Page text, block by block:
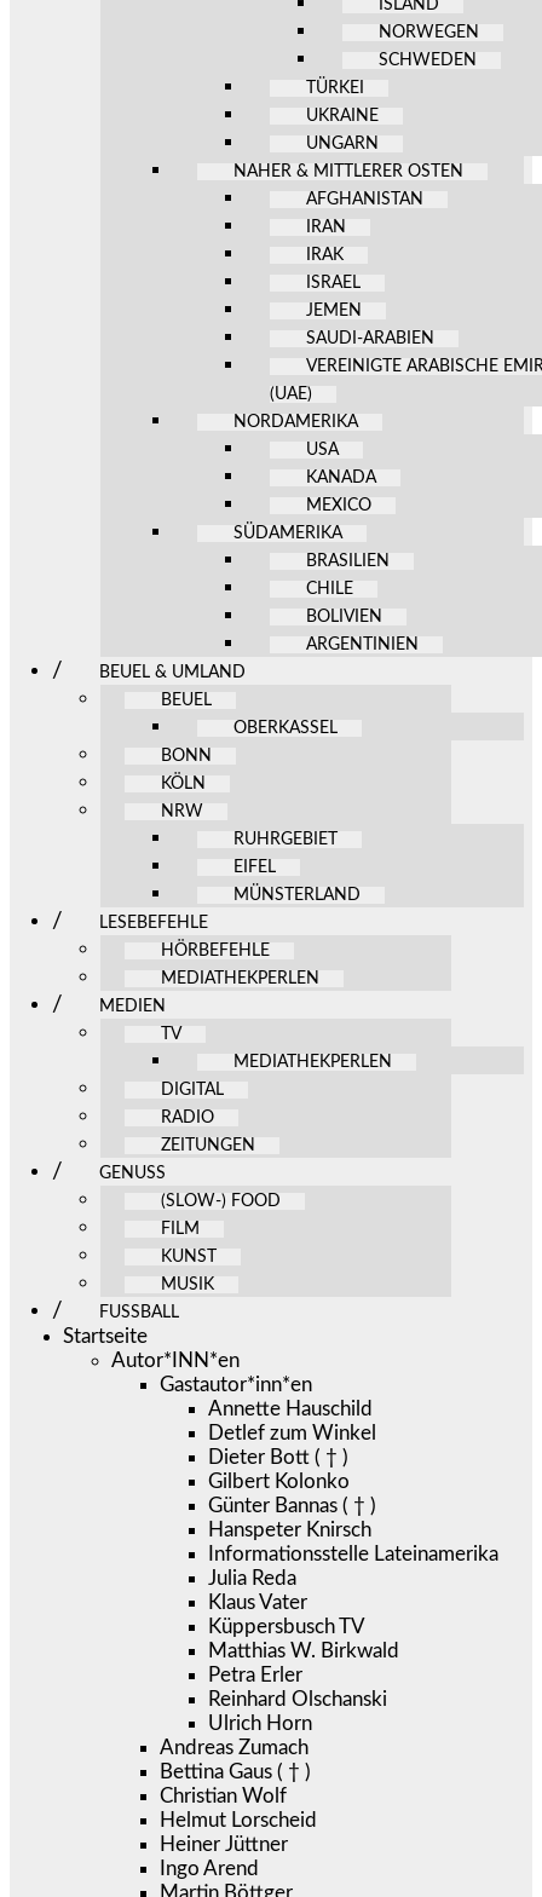
ISLAND
NORWEGEN
SCHWEDEN
TÜRKEI
UKRAINE
UNGARN
NAHER & MITTLERER OSTEN
AFGHANISTAN
IRAN
IRAK
ISRAEL
JEMEN
SAUDI-ARABIEN
VEREINIGTE ARABISCHE
(UAE)
NORDAMERIKA
USA
KANADA
MEXICO
SÜDAMERIKA
BRASILIEN
CHILE
BOLIVIEN
ARGENTINIEN
BEUEL & UMLAND
BEUEL
OBERKASSEL
BONN
KÖLN
NRW
RUHRGEBIET
EIFEL
MÜNSTERLAND
LESEBEFEHLE
HÖRBEFEHLE
MEDIATHEKPERLEN
MEDIEN
TV
MEDIATHEKPERLEN
DIGITAL
RADIO
ZEITUNGEN
GENUSS
(SLOW-) FOOD
FILM
KUNST
MUSIK
FUSSBALL
Startseite
Autor*INN*en
Gastautor*inn*en
Annette Hauschild
Detlef zum Winkel
Dieter Bott ( † )
Gilbert Kolonko
Günter Bannas ( † )
Hanspeter Knirsch
Informationsstelle Lateinamerika
Julia Reda
Klaus Vater
Küppersbusch TV
Matthias W. Birkwald
Petra Erler
Reinhard Olschanski
Ulrich Horn
Andreas Zumach
Bettina Gaus ( † )
Christian Wolf
Helmut Lorscheid
Heiner Jüttner
Ingo Arend
Martin Böttger